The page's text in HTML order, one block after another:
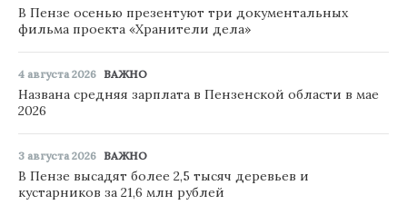
В Пензе осенью презентуют три документальных
фильма проекта «Хранители дела»
4 августа 2026 ВАЖНО
Названа средняя зарплата в Пензенской области в мае
2026
3 августа 2026 ВАЖНО
В Пензе высадят более 2,5 тысяч деревьев и
кустарников за 21,6 млн рублей